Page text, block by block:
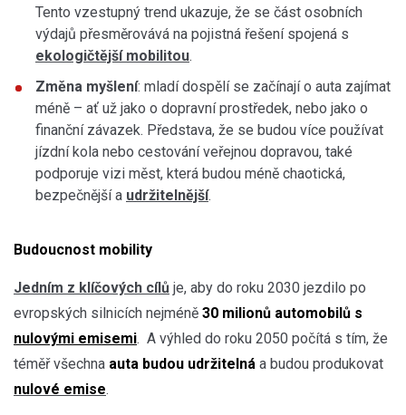
Tento vzestupný trend ukazuje, že se část osobních
výdajů přesměrovává na pojistná řešení spojená s
ekologičtější mobilitou.
Změna myšlení: mladí dospělí se začínají o auta zajímat
méně – ať už jako o dopravní prostředek, nebo jako o
finanční závazek. Představa, že se budou více používat
jízdní kola nebo cestování veřejnou dopravou, také
podporuje vizi měst, která budou méně chaotická,
bezpečnější a udržitelnější.
Budoucnost mobility
Jedním z klíčových cílů je, aby do roku 2030 jezdilo po
evropských silnicích nejméně 30 milionů automobilů s
nulovými emisemi. A výhled do roku 2050 počítá s tím, že
téměř všechna auta budou udržitelná a budou produkovat
nulové emise.